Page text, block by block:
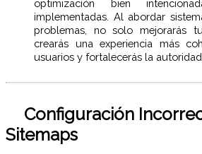
optimización bien
implementadas. Al abordar
problemas, no solo mejorarás
crearás una experiencia más
usuarios y fortalecerás la
Configuración
Sitemaps